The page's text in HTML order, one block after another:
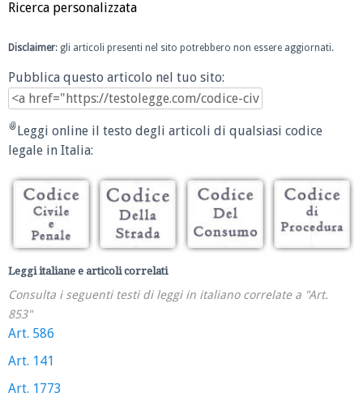
Ricerca personalizzata
Disclaimer: gli articoli presenti nel sito potrebbero non essere aggiornati.
Pubblica questo articolo nel tuo sito:
Leggi online il testo degli articoli di qualsiasi codice
legale in Italia:
Leggi italiane e articoli correlati
Consulta i seguenti testi di leggi in italiano correlate a "Art.
853"
Art. 586
Art. 141
Art. 1773